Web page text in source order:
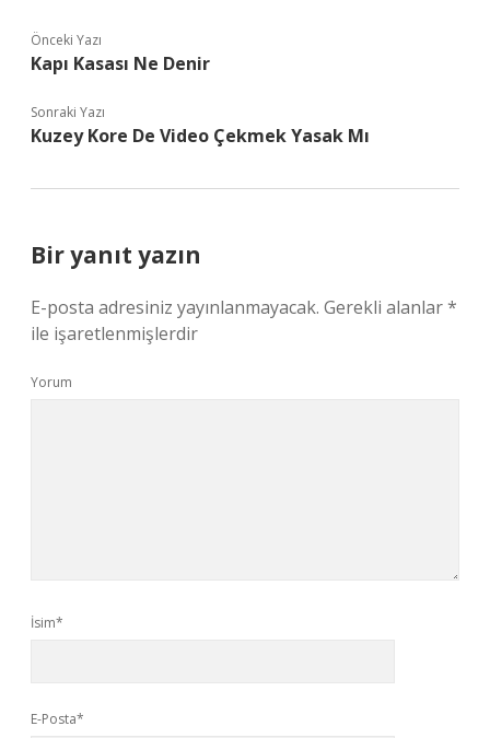
Önceki Yazı
Kapı Kasası Ne Denir
Sonraki Yazı
Kuzey Kore De Video Çekmek Yasak Mı
Bir yanıt yazın
E-posta adresiniz yayınlanmayacak. Gerekli alanlar*
ile işaretlenmişlerdir
Yorum
İsim*
E-Posta*